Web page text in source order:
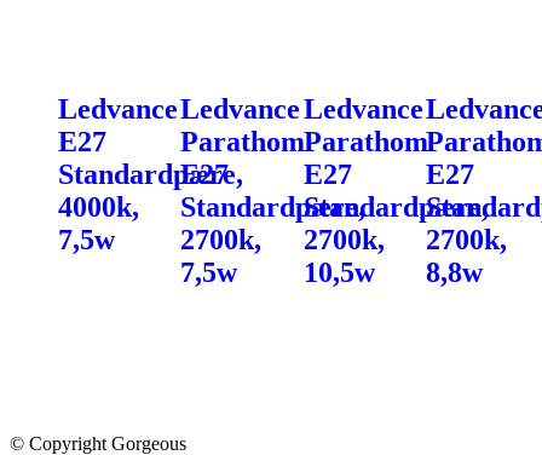
Ledvance
E27
Standardpære,
4000k,
7,5w
Ledvance
Parathom
E27
Standardpære,
2700k,
7,5w
Ledvance
Parathom
E27
Standardpære,
2700k,
10,5w
E27
2700k,
8,8w
© Copyright Gorgeous